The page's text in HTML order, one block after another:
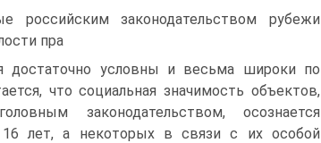
российским законодательством рубежи
пра­
достаточно условны и весьма широки по
что со­циальная значимость объектов,
законодательством, осознается
лет, а некоторых в связи с их особой